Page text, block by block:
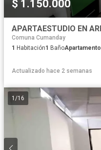
$ 1.150.000
Comuna Cumanday
1 Habitación1 BañoApartamento
Actualizado hace 2 semanas
1 /16